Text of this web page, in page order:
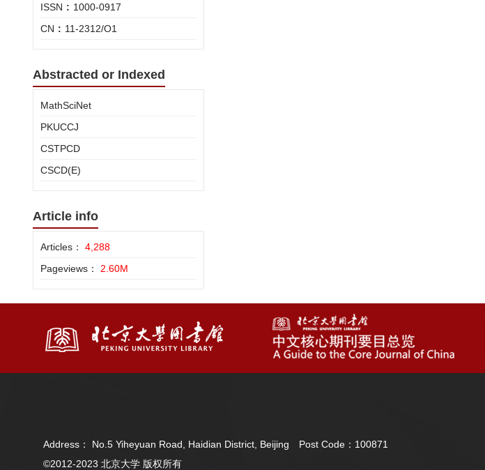
ISSN : 1000-0917
CN : 11-2312/O1
Abstracted or Indexed
MathSciNet
PKUCCJ
CSTPCD
CSCD(E)
Article info
Articles： 4,288
Pageviews： 2.60M
Address： No.5 Yiheyuan Road, Haidian District, Beijing Post Code：100871
©2012-2023 北京大学 版权所有